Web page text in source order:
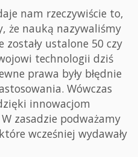
nam rzeczywiście to,
że nauką nazywaliśmy
ustalone 50 czy
technologii dziś
prawa były błędnie
Wówczas
innowacjom
zasadzie podważamy
wcześniej wydawały